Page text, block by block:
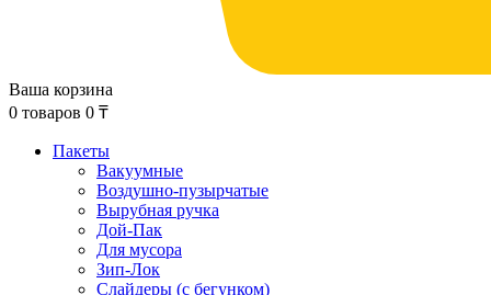
Ваша корзина
0 товаров 0 ₸
Пакеты
Вакуумные
Воздушно-пузырчатые
Вырубная ручка
Дой-Пак
Для мусора
Зип-Лок
Слайдеры (с бегунком)